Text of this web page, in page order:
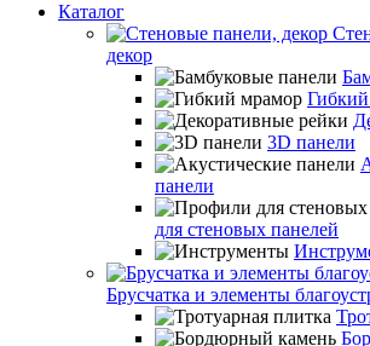
Каталог
декор
3D панели
панели
для стеновых панелей
Брусчатка и элементы